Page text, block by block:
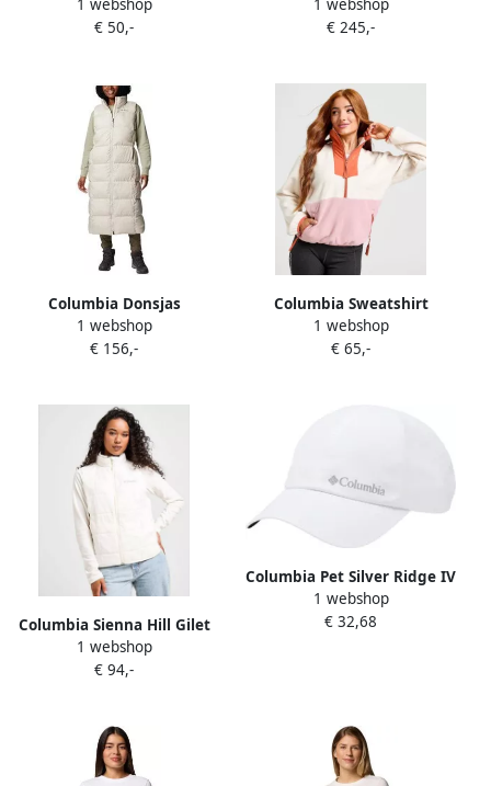
Forward II Coupe Vent
Femme
1 webshop
€ 50,-
2088451278
1 webshop
€ 245,-
Columbia Donsjas
2103511278
1 webshop
€ 156,-
Columbia Sweatshirt
SEQUOIA GROVE 1 2 ZIP
FLEECE (1-delig)
1 webshop
€ 65,-
Columbia Sienna Hill Gilet
White- Dames White
1 webshop
€ 94,-
Columbia Pet Silver Ridge IV
Ball Cap
1 webshop
€ 32,68